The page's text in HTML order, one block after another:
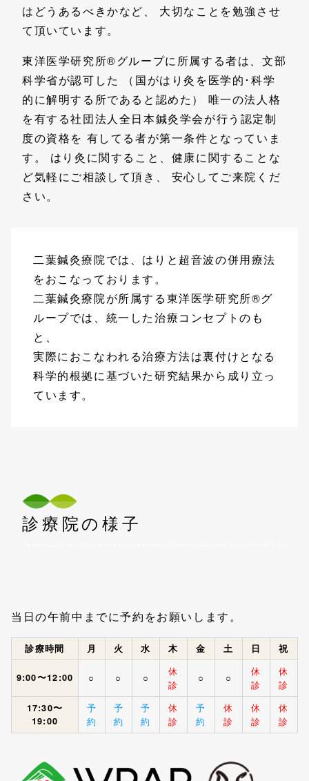
はどうあるべきかなど、 大切なことを勉強させ
て頂いています。
東洋医学研究所®グループに所属する者は、文部
科学省が認可した （国がはり灸を医学的･科学
的に解明する所であると認めた） 唯一の法人格
を有する社団法人全日本鍼灸学会が行う認定制
度の資格を 有してる者が第一条件となっていま
す。 はり灸に関すること、健康に関することな
ど気軽にご相談して頂き、 安心してご来院くだ
さい。
二葉鍼灸療院では、はりと超音波の併用療法
をおこなっております。
二葉鍼灸療院が所属する東洋医学研究所®グ
ループでは、統一した治療コンセプトのも
と、
実際におこなわれる治療方法は裏付けとなる
科学的根拠に基づいた研究結果から成り立っ
ています。
診療院の様子
当日の午前中までに予約をお願いします。
診療時間 月 火 水 木 金 土 日 祝
9:00〜12:00 ○ ○ ○
休
診
○ ○
休
診
休
診
17:30〜
19:00
予
約
予
約
予
約
休
診
予
約
休
診
休
診
休
診